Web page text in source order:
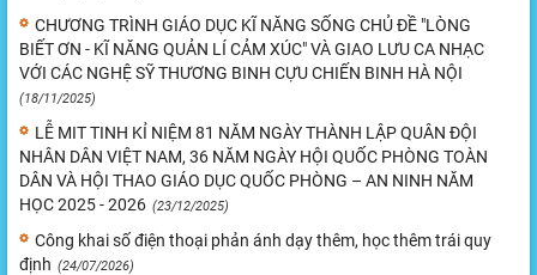
CHƯƠNG TRÌNH GIÁO DỤC KĨ NĂNG SỐNG CHỦ ĐỀ "LÒNG
BIẾT ƠN - KĨ NĂNG QUẢN LÍ CẢM XÚC" VÀ GIAO LƯU CA NHẠC
VỚI CÁC NGHỆ SỸ THƯƠNG BINH CỰU CHIẾN BINH HÀ NỘI
(18/11/2025)
LỄ MIT TINH KỈ NIỆM 81 NĂM NGÀY THÀNH LẬP QUÂN ĐỘI
NHÂN DÂN VIỆT NAM, 36 NĂM NGÀY HỘI QUỐC PHÒNG TOÀN
DÂN VÀ HỘI THAO GIÁO DỤC QUỐC PHÒNG – AN NINH NĂM
HỌC 2025 - 2026 (23/12/2025)
Công khai số điện thoại phản ánh dạy thêm, học thêm trái quy
định (24/07/2026)